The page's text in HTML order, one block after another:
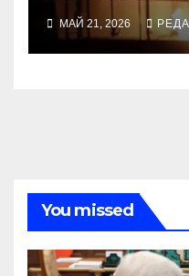
транзит в
МАЙ 21, 2026
You missed